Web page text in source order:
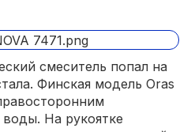
смеситель попал на
Финская модель Oras
На рукоятке